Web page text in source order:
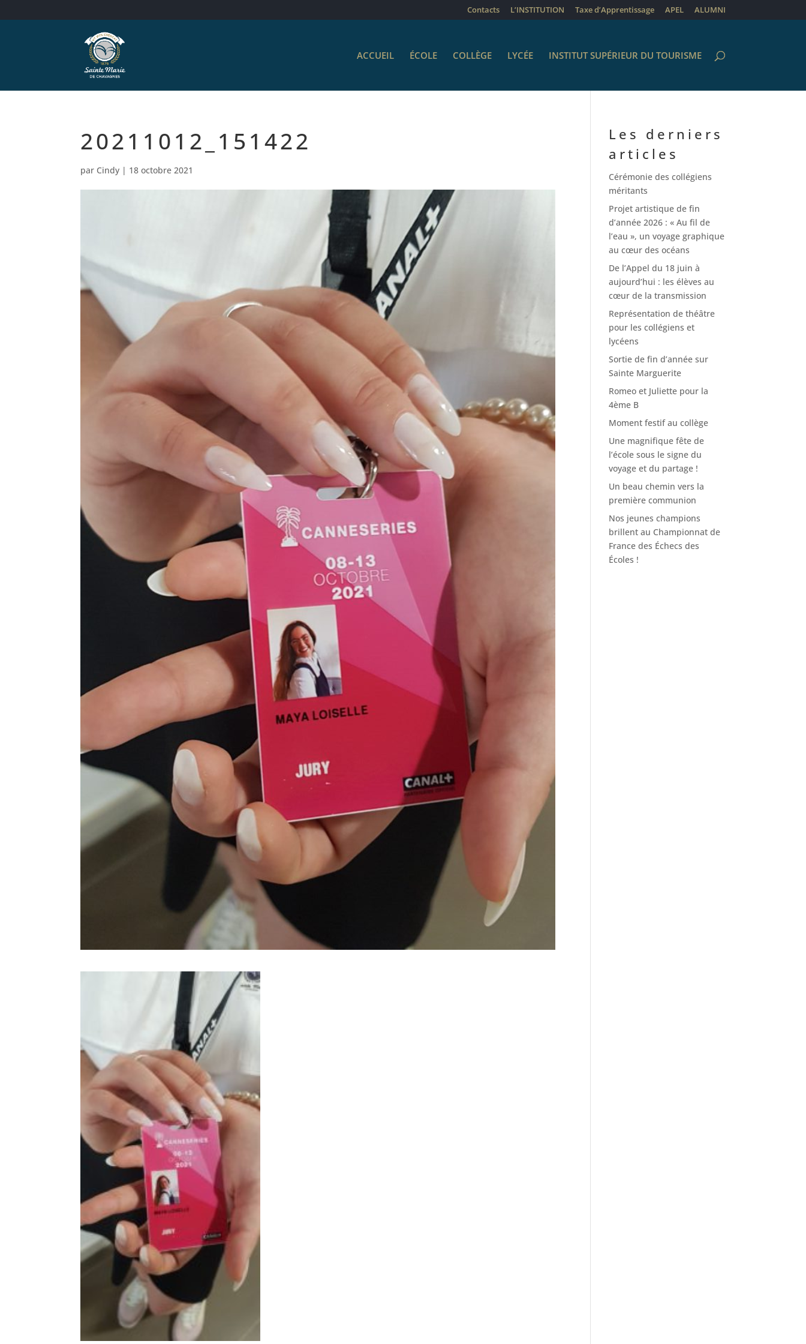
Contacts L’INSTITUTION Taxe d’Apprentissage APEL ALUMNI
ACCUEIL ÉCOLE COLLÈGE LYCÉE INSTITUT SUPÉRIEUR DU TOURISME
20211012_151422
par Cindy | 18 octobre 2021
Les derniers
articles
Cérémonie des collégiens
méritants
Projet artistique de fin
d’année 2026 : « Au fil de
l’eau », un voyage graphique
au cœur des océans
De l’Appel du 18 juin à
aujourd’hui : les élèves au
cœur de la transmission
Représentation de théâtre
pour les collégiens et
lycéens
Sortie de fin d’année sur
Sainte Marguerite
Romeo et Juliette pour la
4ème B
Moment festif au collège
Une magnifique fête de
l’école sous le signe du
voyage et du partage !
Un beau chemin vers la
première communion
Nos jeunes champions
brillent au Championnat de
France des Échecs des
Écoles !